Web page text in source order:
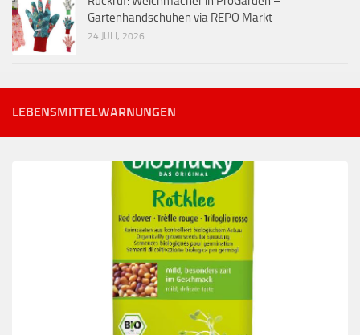
Gartenhandschuhen via REPO Markt
24 JULI, 2026
LEBENSMITTELWARNUNGEN